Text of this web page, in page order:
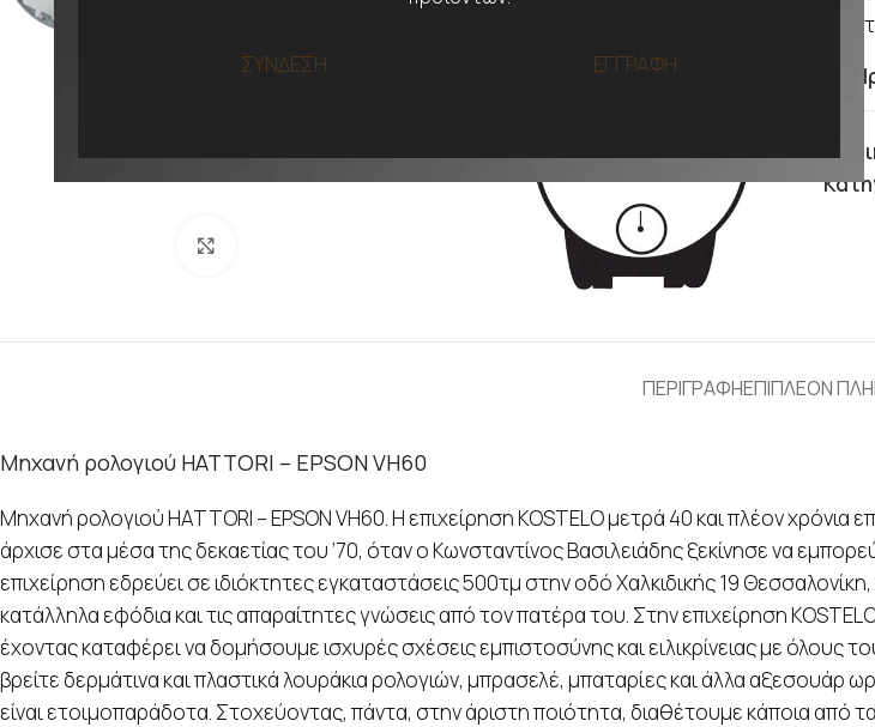
ΣΥΝΔΕΣΗ ΕΓΓΡΑΦΗ
ΠΕΡΙΓΡΑΦΗΕΠΙΠΛΕΟΝ
Μηχανή ρολογιού HATTORI – EPSON VH60
Μηχανή ρολογιού HATTORI – EPSON VH60. Η επιχείρηση KOSTELO μετρά 40 και πλέον
άρχισε στα μέσα της δεκαετίας του ’70, όταν ο Κωνσταντίνος Βασιλειάδης ξεκίνησε να
επιχείρηση εδρεύει σε ιδιόκτητες εγκαταστάσεις 500τμ στην οδό Χαλκιδικής 19
κατάλληλα εφόδια και τις απαραίτητες γνώσεις από τον πατέρα του. Στην επιχείρηση
έχοντας καταφέρει να δομήσουμε ισχυρές σχέσεις εμπιστοσύνης και ειλικρίνειας με όλους
βρείτε δερμάτινα και πλαστικά λουράκια ρολογιών, μπρασελέ, μπαταρίες και άλλα αξεσουάρ
είναι ετοιμοπαράδοτα. Στοχεύοντας, πάντα, στην άριστη ποιότητα, διαθέτουμε κάποια